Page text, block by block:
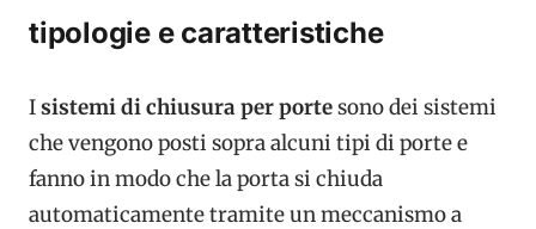
tipologie e caratteristiche
Isistemi di chiusura per portesono dei sistemi
che vengono posti sopra alcuni tipi di porte e
fanno in modo che la porta si chiuda
automaticamente tramite un meccanismo a